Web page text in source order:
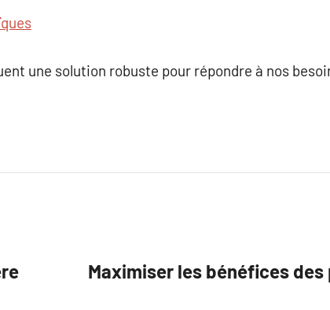
une solution robuste pour répondre à nos
Maximiser les bénéfices